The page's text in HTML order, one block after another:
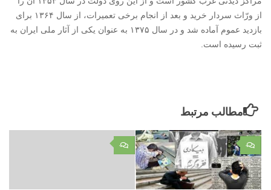
از ورّاث سردار خرید و بعد از انجام برخی تعمیرات، از سال ۱۳۶۴ برای
بازدید عموم آماده شد و در سال ۱۳۷۵ به‌ عنوان یکی از آثار ملی ایران به
ثبت رسیده است.
مطالب مرتبط
۰ ۰